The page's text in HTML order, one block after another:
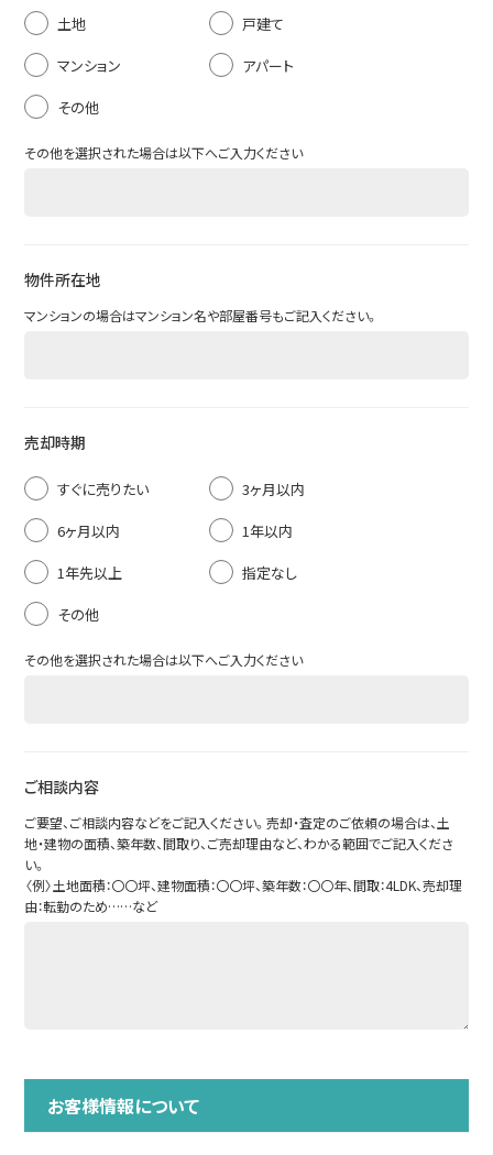
買いたい
売家
借りたい
土地
戸建て
マンション
アパート
その他
その他を選択された場合は以下へご入力ください
物件所在地
マンションの場合はマンション名や部屋番号もご記入ください。
売却時期
すぐに売りたい
3ヶ月以内
6ヶ月以内
1年以内
1年先以上
指定なし
その他
その他を選択された場合は以下へご入力ください
ご相談内容
ご要望、ご相談内容などをご記入ください。売却・査定のご依頼の場合は、土
地・建物の面積、築年数、間取り、ご売却理由など、わかる範囲でご記入くださ
い。
〈例〉土地面積：〇〇坪、建物面積：〇〇坪、築年数：〇〇年、間取：4LDK、売却理
由：転勤のため……など
お客様情報について